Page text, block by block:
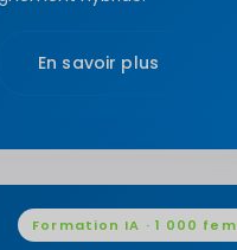
En savoir plus
Formation IA · 1 000